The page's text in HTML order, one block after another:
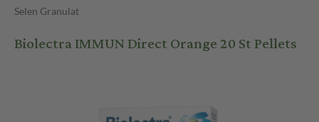
Selen Granulat
Biolectra IMMUN Direct Orange 20 St Pellets